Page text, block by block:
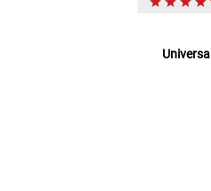
Universal